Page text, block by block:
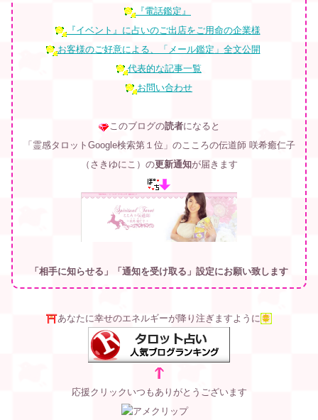
『電話鑑定』
『イベント』に占いのご出店をご用命の企業様
お客様のご好意による、「メール鑑定」全文公開
代表的な記事一覧
お問い合わせ
このブログの読者になると
「霊感タロットGoogle検索第１位」のこころの伝道師 咲希癒仁子
（さきゆにこ） の更新通知が届きます
「相手に知らせる」「通知を受け取る」設定にお願い致します
あなたに幸せのエネルギーが降り注ぎますように
応援クリックいつもありがとうございます